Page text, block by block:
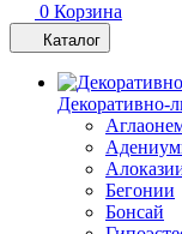
0 Корзина
Каталог
Декоративно-
Бегонии
Бонсай